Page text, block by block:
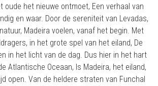
oude het nieuwe ontmoet, Een verhaal van
en waar. Door de sereniteit van Levadas,
Madeira voelen, vanaf het begin. Met
in het grote spel van het eiland, De
in het licht van de dag. Dus hier in het hart
Atlantische Oceaan, Is Madeira, het eiland,
open. Van de heldere straten van Funchal